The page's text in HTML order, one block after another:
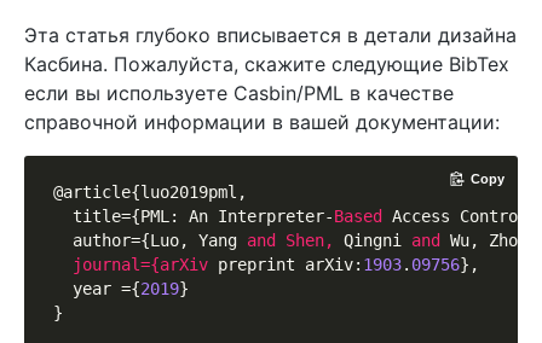
Эта статья глубоко вписывается в детали дизайна
Касбина. Пожалуйста, скажите следующие BibTex
если вы используете Casbin/PML в качестве
справочной информации в вашей документации:
@article{luo2019pml,
  title={PML: An Interpreter-
Based Access Control
  author={Luo, Yang
and Shen, Qingni and Wu,
journal={arXiv preprint arXiv: 1903. 09756},
  year ={
2019}
Copy